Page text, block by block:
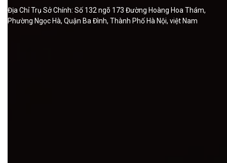
Địa Chỉ Trụ Sở Chính: Số 132 ngõ 173 Đường Hoàng Hoa Thám,
Phường Ngọc Hà, Quận Ba Đình, Thành Phố Hà Nội, việt Nam